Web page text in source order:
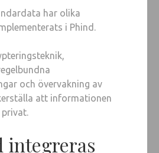
har olika
i Phind.
och övervakning av
att informationen
integreras